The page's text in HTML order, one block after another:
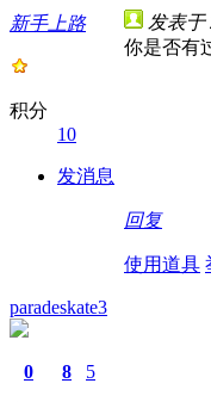
新手上路
积分
10
发消息
发表于
你是否有
回复
使用道具
paradeskate3
0 8 5